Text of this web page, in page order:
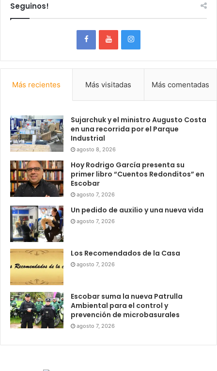
Seguinos!
Más recientes Más visitadas Más comentadas
Sujarchuk y el ministro Augusto Costa
en una recorrida por el Parque
Industrial
agosto 8, 2026
Hoy Rodrigo García presenta su
primer libro “Cuentos Redonditos” en
Escobar
agosto 7, 2026
Un pedido de auxilio y una nueva vida
agosto 7, 2026
Los Recomendados de la Casa
agosto 7, 2026
Escobar suma la nueva Patrulla
Ambiental para el control y
prevención de microbasurales
agosto 7, 2026